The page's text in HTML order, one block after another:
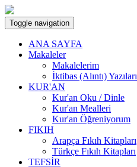
Toggle navigation
ANA SAYFA
Makaleler
Makalelerim
İktibas (Alıntı) Yazıları
KUR'AN
Kur'an Oku / Dinle
Kur'an Mealleri
Kur'an Öğreniyorum
FIKIH
Arapça Fıkıh Kitapları
Türkçe Fıkıh Kitapları
TEFSİR